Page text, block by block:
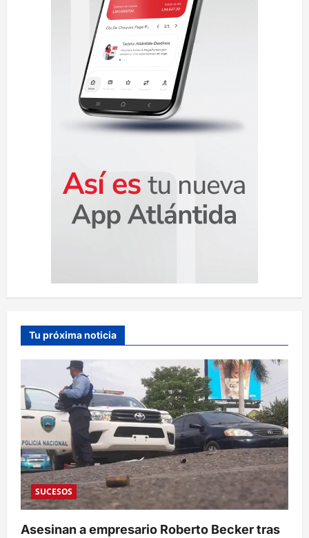
Tu próxima noticia
SUCESOS
Asesinan a empresario Roberto Becker tras